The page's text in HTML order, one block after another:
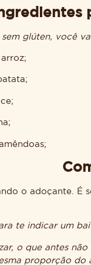
sem glúten, você
o adoçante.
te indicar um
o que antes
proporção do